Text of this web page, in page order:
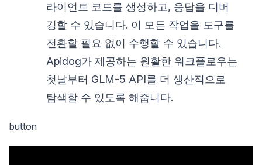
라이언트 코드를 생성하고, 응답을 디버
깅할 수 있습니다. 이 모든 작업을 도구를
전환할 필요 없이 수행할 수 있습니다.
Apidog가 제공하는 원활한 워크플로우는
첫날부터 GLM-5 API를 더 생산적으로
탐색할 수 있도록 해줍니다.
button